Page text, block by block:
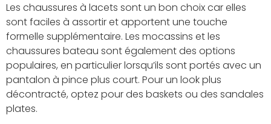
Les chaussures à lacets sont un bon choix car elles
sont faciles à assortir et apportent une touche
formelle supplémentaire. Les mocassins et les
chaussures bateau sont également des options
populaires, en particulier lorsqu’ils sont portés avec un
pantalon à pince plus court. Pour un look plus
décontracté, optez pour des baskets ou des sandales
plates.